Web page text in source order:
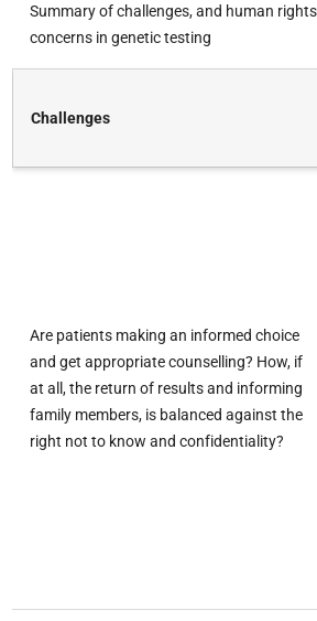
Summary of challenges, and human
concerns in genetic testing
Challenges
Are patients making an informed choice
and get appropriate counselling? How, if
at all, the return of results and informing
family members, is balanced against the
right not to know and confidentiality?